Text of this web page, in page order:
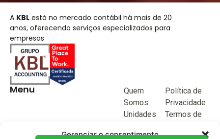
Gerenciar o consentimento
A KBL está no mercado contábil há mais de 20
anos, oferecendo serviços especializados para
empresas
Menu
Quem
Somos
Unidades
Política de
Privacidade
Termos de